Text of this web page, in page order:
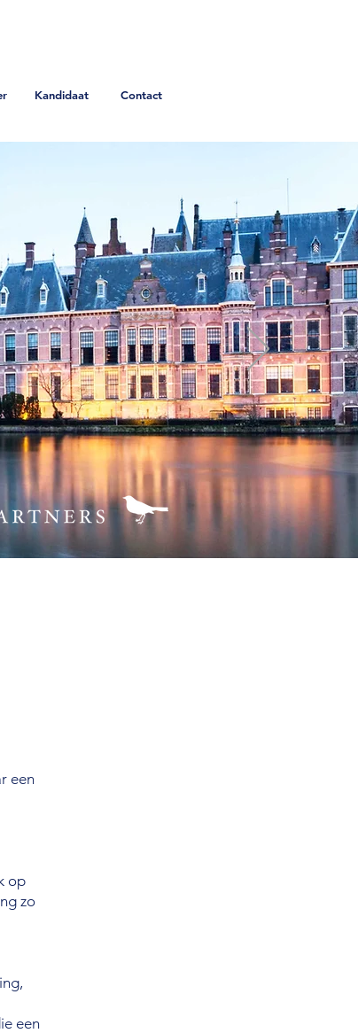
Kandidaat Contact
een
op
zo
een